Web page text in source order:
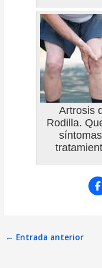
Artrosis
Rodilla.
Navegación
← Entrada anterior